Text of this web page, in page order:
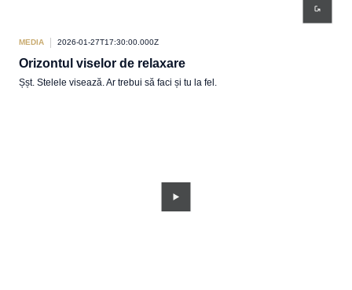
MEDIA 2026-01-27T17:30:00.000Z
Orizontul viselor de relaxare
Șșt. Stelele visează. Ar trebui să faci și tu la fel.